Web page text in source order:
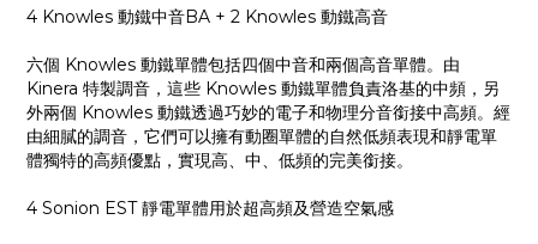
4 Knowles 動鐵中音BA + 2 Knowles 動鐵高音
六個 Knowles 動鐵單體包括四個中音和兩個高音單體。由
Kinera 特製調音，這些 Knowles 動鐵單體負責洛基的中頻，另
外兩個 Knowles 動鐵透過巧妙的電子和物理分音銜接中高頻。經
由細膩的調音，它們可以擁有動圈單體的自然低頻表現和靜電單
體獨特的高頻優點，實現高、中、低頻的完美銜接。
4 Sonion EST 靜電單體用於超高頻及營造空氣感